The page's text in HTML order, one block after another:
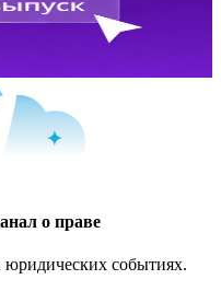
о праве
событиях.